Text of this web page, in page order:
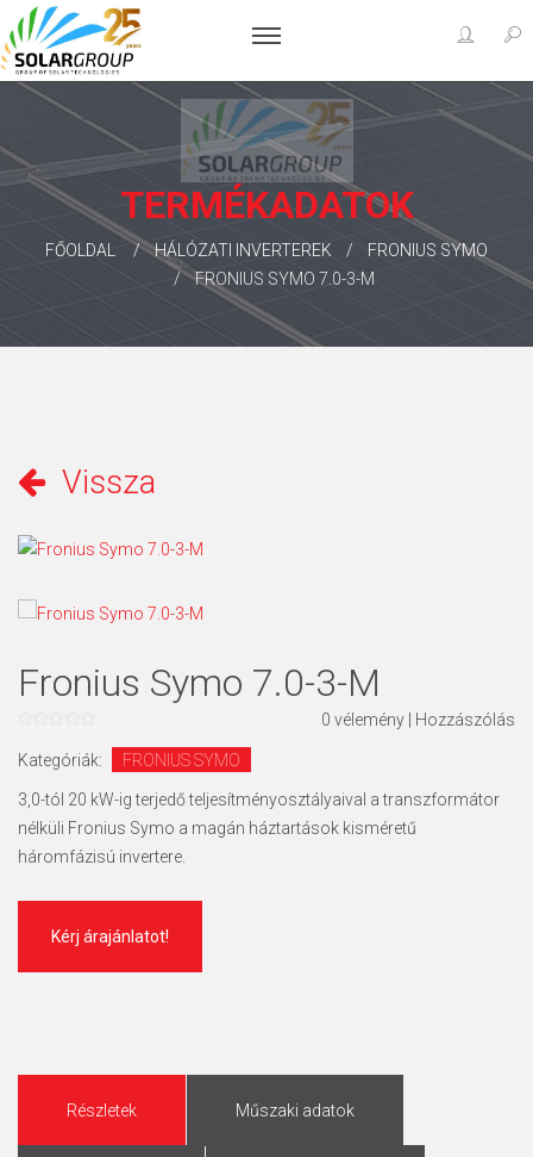
TERMÉKADATOK
FŐOLDAL HÁLÓZATI INVERTEREK
FRONIUS SYMO
FRONIUS SYMO 7.0-3-M
Vissza
Fronius Symo 7.0-3-M
az
5
0 vélemény Hozzászólás
Kategóriák: FRONIUS SYMO
3,0-tól 20 kW-ig terjedő teljesítményosztályaival a transzformátor
nélküli Fronius Symo a magán háztartások kisméretű
háromfázisú invertere.
Kérj árajánlatot!
Részletek Műszaki adatok